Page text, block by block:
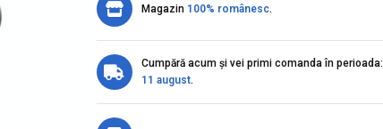
Magazin 100% românesc.
Cumpără acum și vei primi comanda în perioada:
11 august.